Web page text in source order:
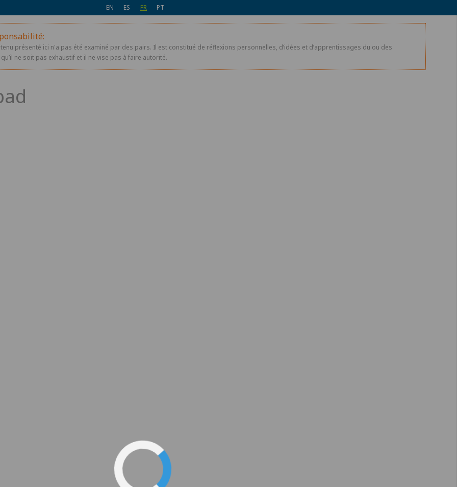
EN ES FR PT
présenté ici n'a pas été examiné par des pairs. Il est constitué de réflexions personnelles, d’idées et d’apprentissages du ou des
ne soit pas exhaustif et il ne vise pas à faire autorité.